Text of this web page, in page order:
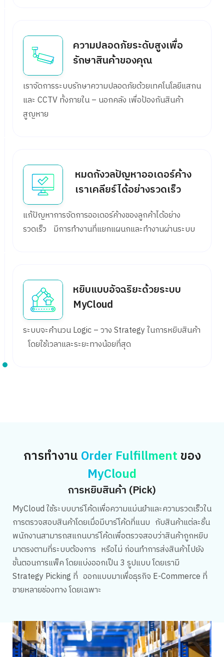
ความปลอดภัยระดับสูงเพื่อ
รักษาสินค้าของคุณ
เราจัดการระบบรักษาความปลอดภัยด้วยเทคโนโลยีแสกน
และ CCTV ทั้งภายใน – นอกคลัง เพื่อป้องกันสินค้า
สูญหาย
หมดกังวลปัญหาออเดอร์ค้าง
เราเคลียร์ได้อย่างรวดเร็ว
แก้ปัญหาการจัดการออเดอร์ค้างของลูกค้าได้อย่าง
รวดเร็ว มีการทำงานที่แยกแผนกและทำงานผ่านระบบ
หยิบแบบอัจฉริยะด้วยระบบ
MyCloud
ระบบจะคำนวน Logic – วาง Strategy ในการหยิบสินค้า
โดยใช้เวลาและระยะทางน้อยที่สุด
การทำงาน Order Fulfillment ของ
MyCloud
การหยิบสินค้า (Pick)
MyCloud ใช้ระบบบาร์โค้ดเพื่อความแม่นยำและความรวดเร็วใน
การตรวจสอบสินค้าโดยเมื่อมีบาร์โค้ดที่แนบ กับสินค้าแต่ละชิ้น
พนักงานสามารถสแกนบาร์โค้ดเพื่อตรวจสอบว่าสินค้าถูกหยิบ
มาตรงตามที่ระบบต้องการ หรือไม่ ก่อนทำการส่งสินค้าไปยัง
ขั้นตอนการแพ็ค โดยแบ่งออกเป็น 3 รูปแบบ โดยเรามี
Strategy Picking ที่ ออกแบบมาเพื่อธุรกิจ E-Commerce ที่
ขายหลายช่องทาง โดยเฉพาะ